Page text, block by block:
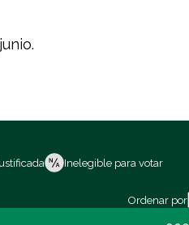
Inelegible para votar
Ordenar por